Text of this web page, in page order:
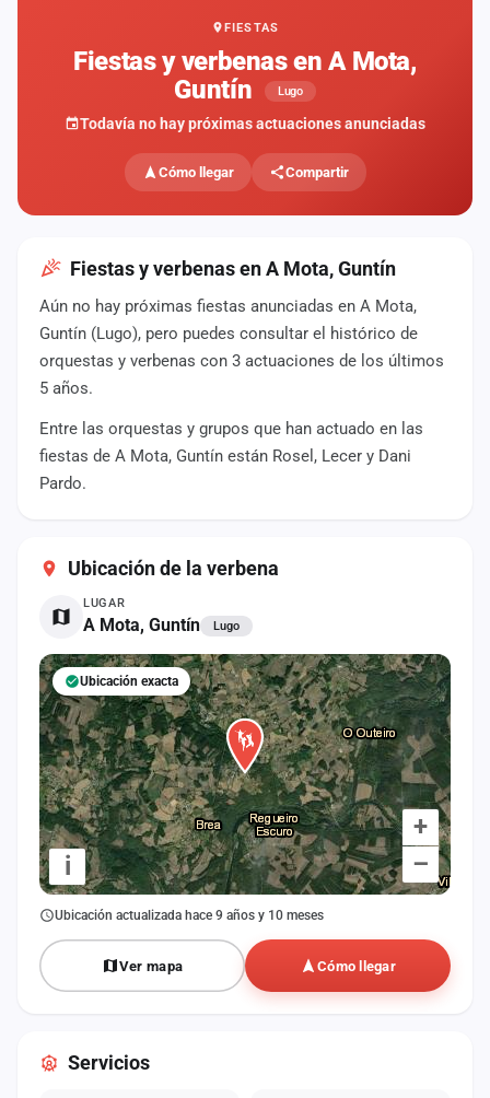
FIESTAS
Fiestas y verbenas en A Mota,
Guntín
Lugo
Todavía no hay próximas actuaciones anunciadas
Cómo llegar Compartir
Fiestas y verbenas en A Mota, Guntín
Aún no hay próximas fiestas anunciadas en A Mota,
Guntín (Lugo), pero puedes consultar el histórico de
orquestas y verbenas con 3 actuaciones de los últimos
5 años.
Entre las orquestas y grupos que han actuado en las
fiestas de A Mota, Guntín están Rosel, Lecer y Dani
Pardo.
Ubicación de la verbena
LUGAR
A Mota, Guntín Lugo
+
–
i
Ubicación exacta
Ubicación actualizada hace 9 años y 10 meses
Ver mapa Cómo llegar
Servicios
Componentes
Agencias
Rankings
Vídeos
Anuncios
Iniciar
sesión
Crear
Contacto